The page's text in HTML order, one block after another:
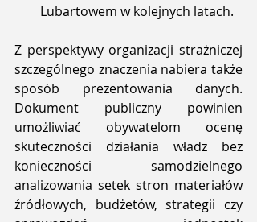
Lubartowem w kolejnych latach.
Z perspektywy organizacji strażniczej
szczególnego znaczenia nabiera także
sposób prezentowania danych.
Dokument publiczny powinien
umożliwiać obywatelom ocenę
skuteczności działania władz bez
konieczności samodzielnego
analizowania setek stron materiałów
źródłowych, budżetów, strategii czy